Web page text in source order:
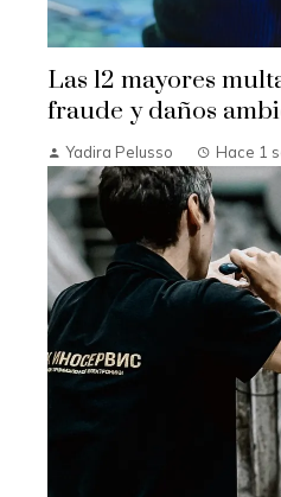
Las 12 mayores
fraude y daños
Yadira Pelusso Hace 1